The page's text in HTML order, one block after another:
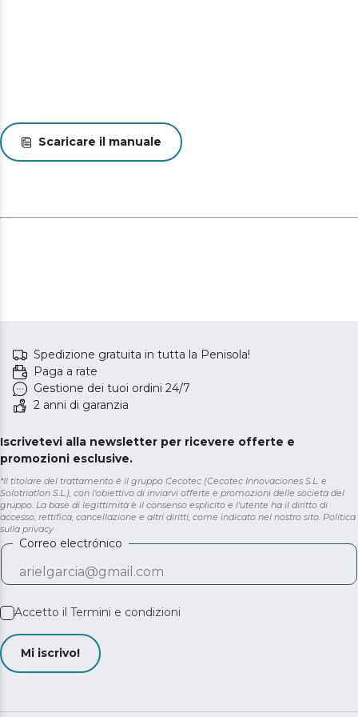
Scaricare il manuale
Spedizione gratuita in tutta la Penisola!
Paga a rate
Gestione dei tuoi ordini 24/7
2 anni di garanzia
Iscrivetevi alla newsletter per ricevere offerte e
promozioni esclusive.
*Il titolare del trattamento è il gruppo Cecotec (Cecotec Innovaciones S.L. e
Solotriatlon S.L.), con l'obiettivo di inviarvi offerte e promozioni delle società del
gruppo. La base di legittimità è il consenso esplicito e l'utente ha il diritto di
accesso, rettifica, cancellazione e altri diritti, come indicato nel nostro sito. Politica
sulla privacy
Correo electrónico
Accetto il Termini e condizioni
Mi iscrivo!